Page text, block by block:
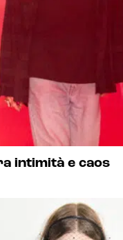
intimità e caos